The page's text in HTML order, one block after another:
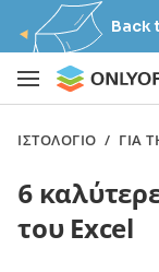
Back
ΙΣΤΟΛΌΓΙΟ / ΓΙΑ
6
του Excel